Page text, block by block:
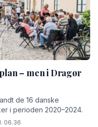
– men i Dragør
de 16 danske
i perioden 2020–2024.
06.36